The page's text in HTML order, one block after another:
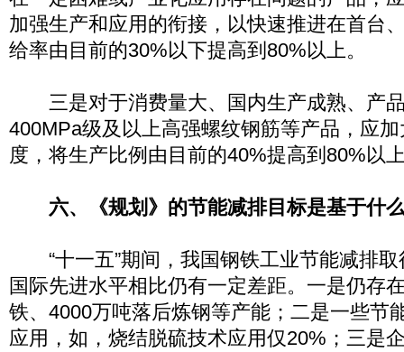
加强生产和应用的衔接，以快速推进在首台
给率由目前的30%以下提高到80%以上。
三是对于消费量大、国内生产成熟、产
400MPa级及以上高强螺纹钢筋等产品，应
度，将生产比例由目前的40%提高到80%以
六、《规划》的节能减排目标是基于什
“十一五”期间，我国钢铁工业节能减排取
国际先进水平相比仍有一定差距。一是仍存
铁、4000万吨落后炼钢等产能；二是一些节
应用，如，烧结脱硫技术应用仅20%；三是